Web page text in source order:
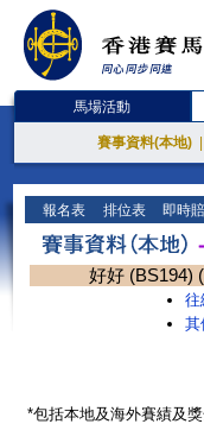
馬場活動
賽事資料(本地)
報名表 排位表 即時
好好 (BS194)
往
其
*包括本地及海外賽績及